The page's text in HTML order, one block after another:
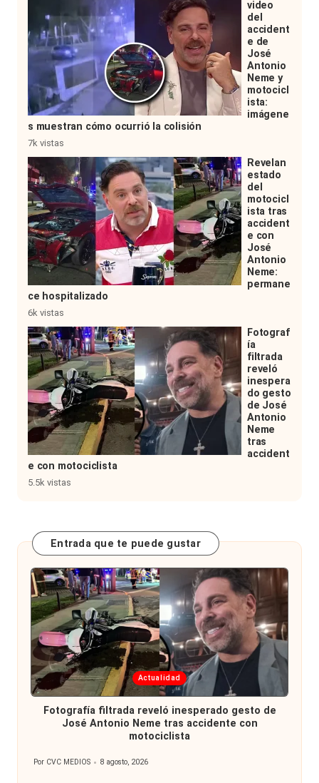
video
del
accident
e de
José
Antonio
Neme y
motocicl
ista:
imágene
s muestran cómo ocurrió la colisión
7k vistas
Revelan
estado
del
motocicl
ista tras
accident
e con
José
Antonio
Neme:
permane
ce hospitalizado
6k vistas
Fotograf
ía
filtrada
reveló
inespera
do gesto
de José
Antonio
Neme
tras
accident
e con motociclista
5.5k vistas
Entrada que te puede gustar
Publicada
en
Actualidad
Fotografía filtrada reveló inesperado gesto de
José Antonio Neme tras accidente con
motociclista
Por CVC MEDIOS 8 agosto, 2026